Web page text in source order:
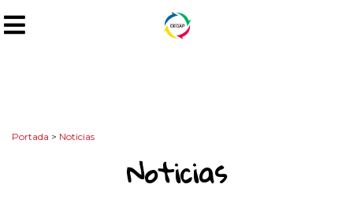
Portada > Noticias
Noticias